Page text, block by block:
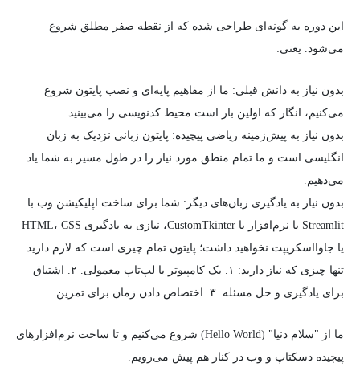
این دوره به گونه‌ای طراحی شده که از نقطه صفر مطلق شروع
می‌شود. یعنی:
بدون نیاز به دانش قبلی: ما از مفاهیم پایه‌ای و نصب پایتون شروع
می‌کنیم، انگار که اولین بار است محیط کدنویسی را می‌بینید.
بدون نیاز به پیش‌زمینه ریاضی پیچیده: پایتون زبانی نزدیک به زبان
انگلیسی است و ما تمام منطق مورد نیاز را در طول مسیر به شما یاد
می‌دهیم.
بدون نیاز به یادگیری زبان‌های دیگر: شما برای ساخت اپلیکیشن وب با
Streamlit یا نرم‌افزار با CustomTkinter، نیازی به یادگیری HTML، CSS
یا جاوااسکریپت نخواهید داشت؛ پایتون تمام چیزی است که لازم دارید.
تنها چیزی که نیاز دارید: ۱. یک کامپیوتر یا لپ‌تاپ معمولی. ۲. اشتیاق
برای یادگیری و حل مسئله. ۳. اختصاص دادن زمان برای تمرین.
ما از "سلام دنیا" (Hello World) شروع می‌کنیم و تا ساخت نرم‌افزارهای
پیچیده دسکتاپ و وب در کنار هم پیش می‌رویم.